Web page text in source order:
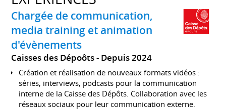
Chargée de communication,
media training et animation
d'évènements
Caisses des Dépoôts Depuis 2024
Création et réalisation de nouveaux formats vidéos :
séries, interviews, podcasts pour la communication
interne de la Caisse des Dépôts. Collaboration avec les
réseaux sociaux pour leur communication externe.